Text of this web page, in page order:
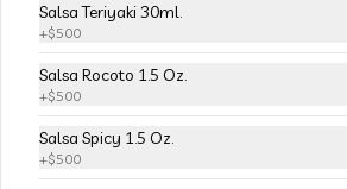
Salsa Teriyaki 30ml.
+$500
Salsa Rocoto 1.5 Oz.
+$500
Salsa Spicy 1.5 Oz.
+$500